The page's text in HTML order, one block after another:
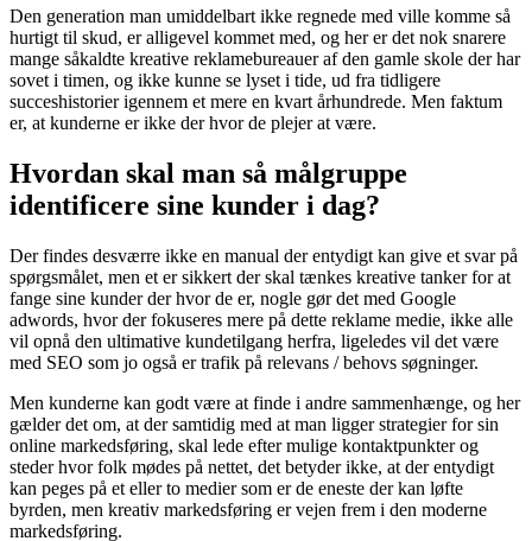
Den generation man umiddelbart ikke regnede med ville komme så
hurtigt til skud, er alligevel kommet med, og her er det nok snarere
mange såkaldte kreative reklamebureauer af den gamle skole der har
sovet i timen, og ikke kunne se lyset i tide, ud fra tidligere
succeshistorier igennem et mere en kvart århundrede. Men faktum
er, at kunderne er ikke der hvor de plejer at være.
Hvordan skal man så målgruppe
identificere sine kunder i dag?
Der findes desværre ikke en manual der entydigt kan give et svar på
spørgsmålet, men et er sikkert der skal tænkes kreative tanker for at
fange sine kunder der hvor de er, nogle gør det med Google
adwords, hvor der fokuseres mere på dette reklame medie, ikke alle
vil opnå den ultimative kundetilgang herfra, ligeledes vil det være
med SEO som jo også er trafik på relevans / behovs søgninger.
Men kunderne kan godt være at finde i andre sammenhænge, og her
gælder det om, at der samtidig med at man ligger strategier for sin
online markedsføring, skal lede efter mulige kontaktpunkter og
steder hvor folk mødes på nettet, det betyder ikke, at der entydigt
kan peges på et eller to medier som er de eneste der kan løfte
byrden, men kreativ markedsføring er vejen frem i den moderne
markedsføring.